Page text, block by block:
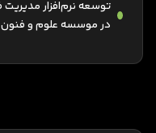
در موسسه علوم و